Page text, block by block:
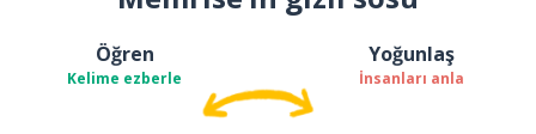
Öğren
Kelime ezberle
Yoğunlaş
İnsanları anla